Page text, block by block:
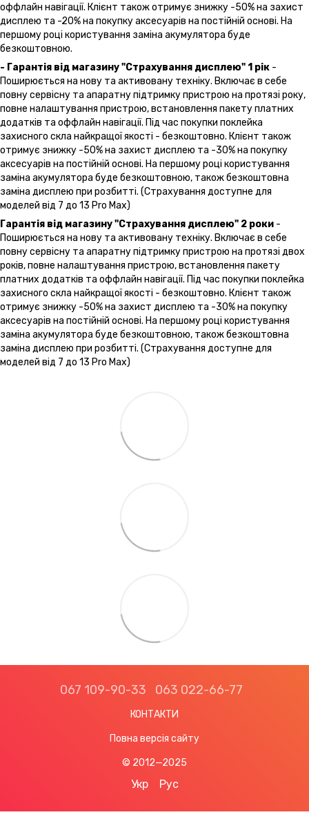
оффлайн навігації. Клієнт також отримує знижку -50% на захист
дисплею та -20% на покупку аксесуарів на постійній основі. На
першому році користування заміна акумулятора буде
безкоштовною.
- Гарантія від магазину "Страхування дисплею" 1 рік -
Поширюється на нову та активовану техніку. Включає в себе
повну сервісну та апаратну підтримку пристрою на протязі року,
повне налаштування пристрою, встановлення пакету платних
додатків та оффлайн навігації. Під час покупки поклейка
захисного скла найкращої якості - безкоштовно. Клієнт також
отримує знижку -50% на захист дисплею та -30% на покупку
аксесуарів на постійній основі. На першому році користування
заміна акумулятора буде безкоштовною, також безкоштовна
заміна дисплею при розбитті. (Страхування доступне для
моделей від 7 до 13 Pro Max)
Гарантія від магазину "Страхування дисплею" 2 роки -
Поширюється на нову та активовану техніку. Включає в себе
повну сервісну та апаратну підтримку пристрою на протязі двох
років, повне налаштування пристрою, встановлення пакету
платних додатків та оффлайн навігації. Під час покупки поклейка
захисного скла найкращої якості - безкоштовно. Клієнт також
отримує знижку -50% на захист дисплею та -30% на покупку
аксесуарів на постійній основі. На першому році користування
заміна акумулятора буде безкоштовною, також безкоштовна
заміна дисплею при розбитті. (Страхування доступне для
моделей від 7 до 13 Pro Max)
067 109-90-33 063 022-66-77
КОНТАКТИ
Повна версія сайту
© 2012—2025
Укр Рус